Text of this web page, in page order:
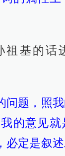
祖基的话
问题，照
的意见就
必定是叙